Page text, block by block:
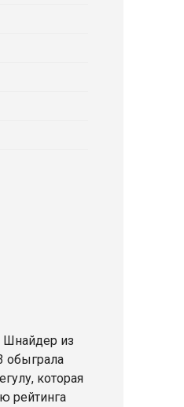
Шнайдер из
обыграла
которая
рейтинга